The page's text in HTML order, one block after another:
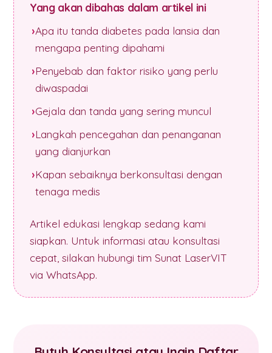
Yang akan dibahas dalam artikel ini
Apa itu tanda diabetes pada lansia dan
mengapa penting dipahami
Penyebab dan faktor risiko yang perlu
diwaspadai
Gejala dan tanda yang sering muncul
Langkah pencegahan dan penanganan
yang dianjurkan
Kapan sebaiknya berkonsultasi dengan
tenaga medis
Artikel edukasi lengkap sedang kami
siapkan. Untuk informasi atau konsultasi
cepat, silakan hubungi tim Sunat LaserVIT
via WhatsApp.